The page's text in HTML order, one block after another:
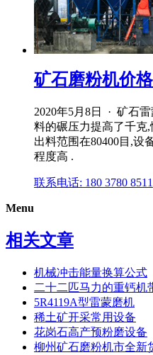
矿石磨粉机价
2020年5月8日 · 矿石
料的碾压力提高了千克
出料范围在80400目,设
程度高 .
联系电话: 180 3780 8511
Menu
相关文章
机械冲击能量换算公式
二十二匹马力的重钙机
5R4119A型雷蒙磨机
稀土矿开采常用设备
花岗石高产预粉磨设备
柳州矿石磨粉机市全新